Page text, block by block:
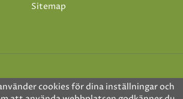
Sitemap
cookies för dina inställningar och